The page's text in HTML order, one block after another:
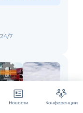
7
Новости Конференции